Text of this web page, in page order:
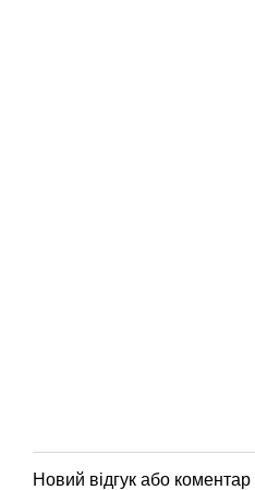
Новий відгук або коментар